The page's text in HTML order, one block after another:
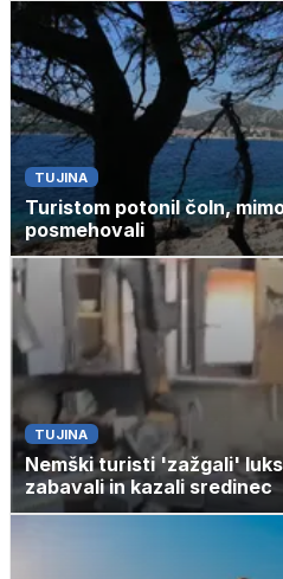
TUJINA
Turistom potonil čoln,
posmehovali
TUJINA
Nemški turisti 'zažgali'
zabavali in kazali sredinec